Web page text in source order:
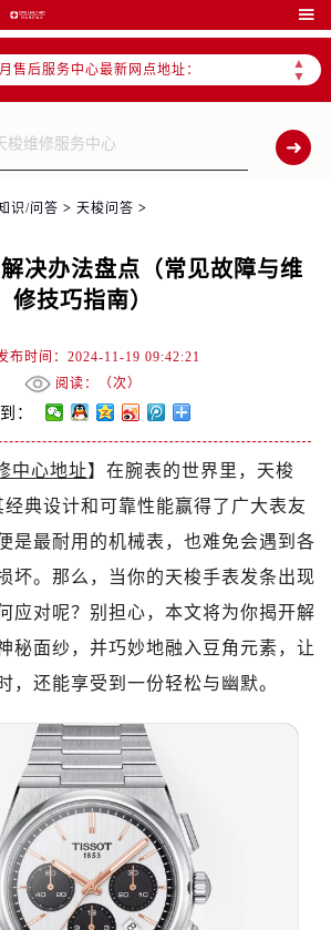

▲
▼
北京市官方售后客户服务热线：
售后服务中心最新网点地址：
北京市朝阳区建国门外大街甲6号华熙国际中心写字楼D座11层1102室（需提前预约）
北京市朝阳区建国门外大街甲6号华熙国际中心D座11层1102室售后服务中心（需提前预约）
北京市东城区东长安街1号王府井东方广场W3座6层602室售后服务中心（需提前预约）
常营业！
识/问答 > 天梭问答 >
决办法盘点（常见故障与维
修技巧指南）
布时间：2024-11-19 09:42:21
阅读：（次）
：
中心地址】在腕表的世界里，天梭
经典设计和可靠性能赢得了广大表友
是最耐用的机械表，也难免会遇到各
坏。那么，当你的天梭手表发条出现
应对呢？别担心，本文将为你揭开解
秘面纱，并巧妙地融入豆角元素，让
，还能享受到一份轻松与幽默。